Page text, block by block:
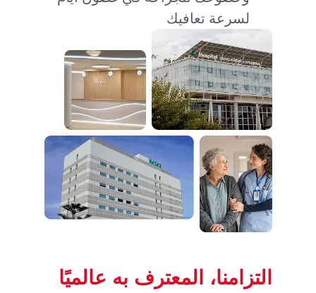
لسرعة تعافيك
التزامنا، المعترف به عالميًا